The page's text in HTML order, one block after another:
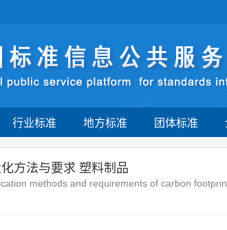
行业标准 地方标准 团体标准
方法与要求 塑料制品
methods and requirements of carbon